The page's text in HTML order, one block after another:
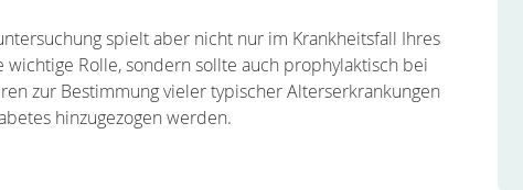
spielt aber nicht nur im Krankheitsfall Ihres
wichtige Rolle, sondern sollte auch prophylaktisch bei
zur Bestimmung vieler typischer Alterserkrankungen
hinzugezogen werden.